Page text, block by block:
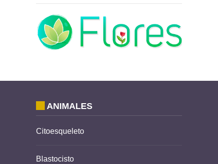
ANIMALES
Citoesqueleto
Blastocisto